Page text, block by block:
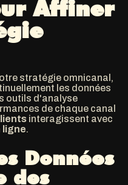
Affiner
stratégie omnicanal,
les données
outils d'analyse
de chaque canal
interagissent avec
ligne.
Données
des